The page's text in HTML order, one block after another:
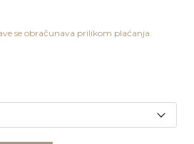
se obračunava prilikom plaćanja.